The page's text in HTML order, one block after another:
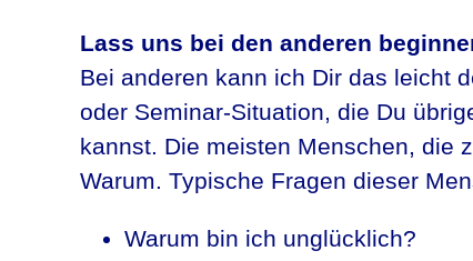
Lass uns bei den anderen
Bei anderen kann ich Dir das leicht
oder Seminar-Situation, die Du
kannst. Die meisten Menschen, die
Warum. Typische Fragen dieser
Warum bin ich unglücklich?